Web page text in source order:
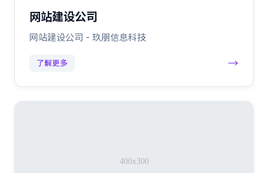
网站建设公司
网站建设公司 - 玖朋信息科技
了解更多 →